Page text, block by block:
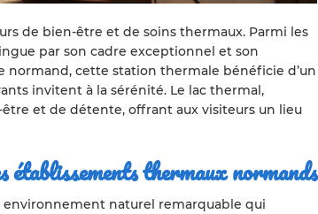
de bien-être et de soins thermaux. Parmi les
par son cadre exceptionnel et son
cette station thermale bénéficie d’un
invitent à la sérénité. Le lac thermal,
et de détente, offrant aux visiteurs un lieu
thermaux normands
naturel remarquable qui